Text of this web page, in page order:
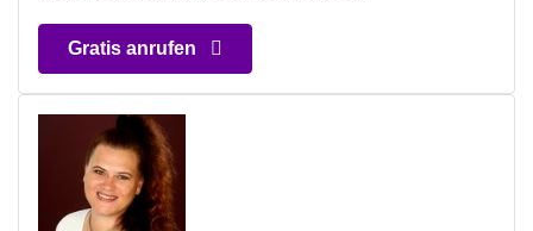
Gratis anrufen